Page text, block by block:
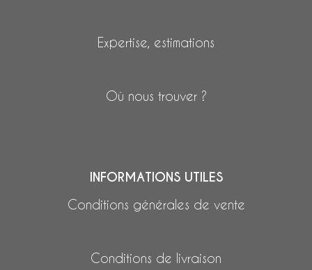
Expertise, estimations
Où nous trouver ?
INFORMATIONS UTILES
Conditions générales de vente
Conditions de livraison